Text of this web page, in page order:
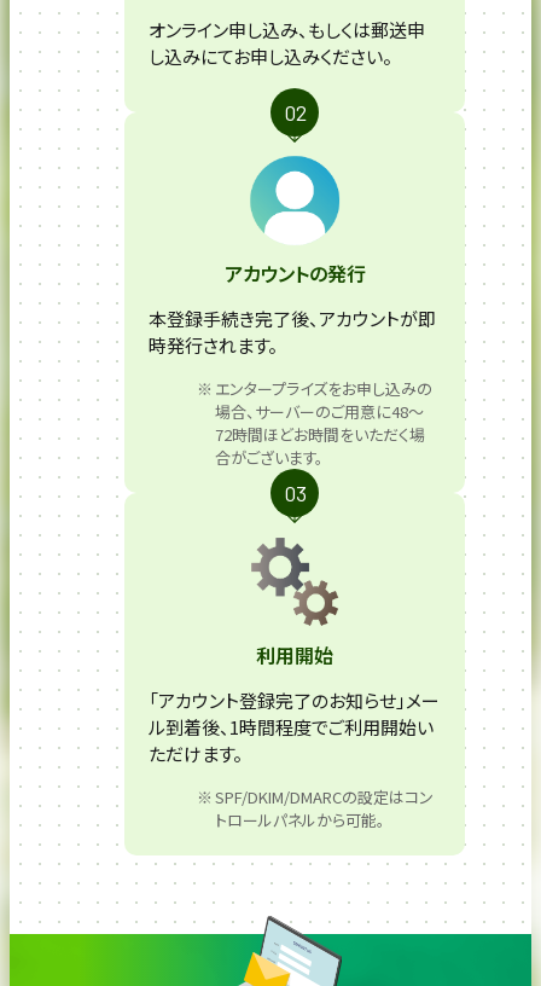
オンライン申し込み、もしくは郵送申
し込みにてお申し込みください。
アカウントの発行
本登録手続き完了後、アカウントが即
時発行されます。
エンタープライズをお申し込みの
場合、サーバーのご用意に48～
72時間ほどお時間をいただく場
合がございます。
利用開始
「アカウント登録完了のお知らせ」メー
ル到着後、1時間程度でご利用開始い
ただけます。
SPF/DKIM/DMARCの設定はコン
トロールパネルから可能。